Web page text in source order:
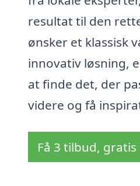
resultat til den
ønsker et klassisk
innovativ løsning,
at finde det, der
videre og få
Få 3 tilbud,